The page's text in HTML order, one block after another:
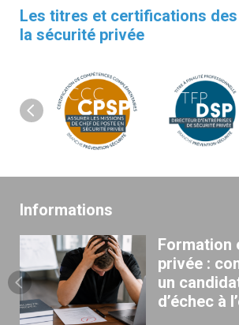
Les titres et certifications
la sécurité privée
Informations
Formation
privée :
un
d’échec à